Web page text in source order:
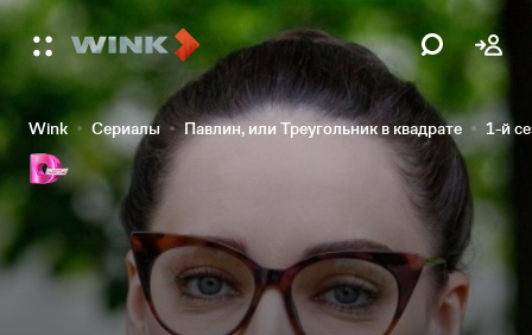
Wink Сериалы Павлин, или Треугольник в квадрате 1-й